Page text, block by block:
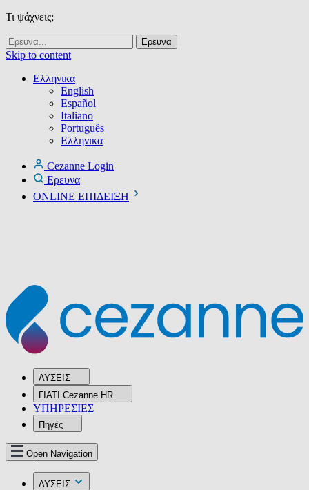
Τι ψάχνεις;
Skip to content
Ελληνικα
English
Español
Italiano
Português
Ελληνικα
Cezanne Login
Ερευνα
ONLINE ΕΠΙΔΕΙΞΗ
ΛΥΣΕΙΣ
ΓΙΑΤΙ Cezanne HR
ΥΠΗΡΕΣIΕΣ
Πηγές
Open Navigation
ΛΥΣΕΙΣ